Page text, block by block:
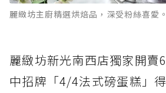
麗緻坊主廚精選烘焙品，深受粉絲喜愛
麗緻坊新光南西店獨家開賣
中招牌「4/4法式磅蛋糕」